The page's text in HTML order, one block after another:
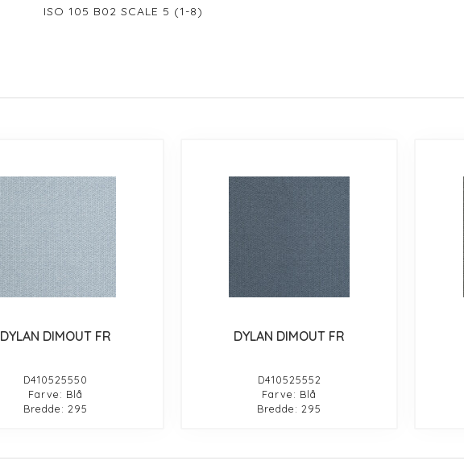
ISO 105 B02 SCALE 5 (1-8)
DYLAN DIMOUT FR
D410525550
Farve: Blå
Bredde: 295
DYLAN DIMOUT FR
D410525552
Farve: Blå
Bredde: 295